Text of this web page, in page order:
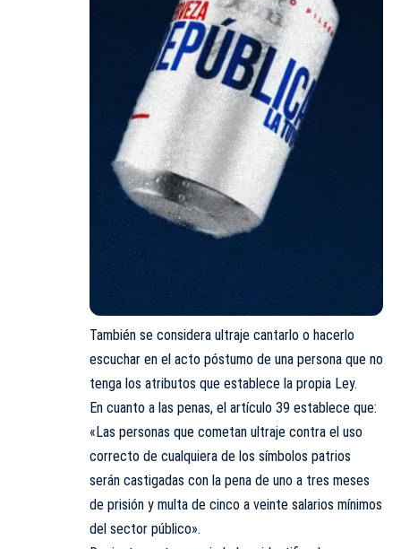
También se considera ultraje cantarlo o hacerlo
escuchar en el acto póstumo de una persona que no
tenga los atributos que establece la propia Ley.
En cuanto a las penas, el artículo 39 establece que:
«Las personas que cometan ultraje contra el uso
correcto de cualquiera de los símbolos patrios
serán castigadas con la pena de uno a tres meses
de prisión y multa de cinco a veinte salarios mínimos
del sector público».